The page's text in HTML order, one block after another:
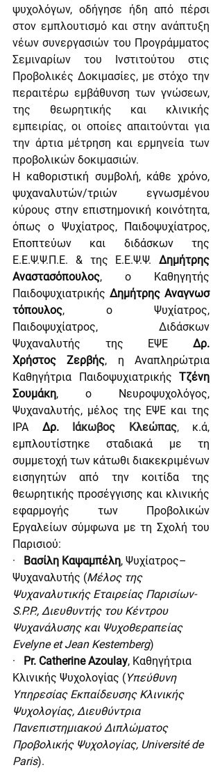
ψυχολόγων, οδήγησε ήδη από πέρσι
στον εμπλουτισμό και στην ανάπτυξη
νέων συνεργασιών του Προγράμματος
Σεμιναρίων του Ινστιτούτου στις
Προβολικές Δοκιμασίες, με στόχο την
περαιτέρω εμβάθυνση των γνώσεων,
της θεωρητικής και κλινικής
εμπειρίας, οι οποίες απαιτούνται για
την άρτια μέτρηση και ερμηνεία των
προβολικών δοκιμασιών.
Η καθοριστική συμβολή, κάθε χρόνο,
ψυχαναλυτών/τριών εγνωσμένου
κύρους στην επιστημονική κοινότητα,
όπως ο Ψυχίατρος, Παιδοψυχίατρος,
Εποπτεύων και διδάσκων της
Ε.Ε.Ψ.Ψ.Π.Ε. & της Ε.Ε.Ψ.Ψ. Δημήτρης
Αναστασόπουλος, ο Καθηγητής
Παιδοψυχιατρικής Δημήτρης Αναγνωσ
τόπουλος, ο Ψυχίατρος,
Παιδοψυχίατρος, Διδάσκων
Ψυχαναλυτής της ΕΨΕ Δρ.
Χρήστος Ζερβής,
η Αναπληρώτρια
Καθηγήτρια Παιδοψυχιατρικής Τζένη
Σουμάκη, ο Νευροψυχολόγος,
Ψυχαναλυτής, μέλος της ΕΨΕ και της
ΙPA Δρ. Ιάκωβος Κλεώπας, κ.ά,
εμπλουτίστηκε σταδιακά με τη
συμμετοχή των κάτωθι διακεκριμένων
εισηγητών από την κοιτίδα της
θεωρητικής προσέγγισης και κλινικής
εφαρμογής των Προβολικών
Εργαλείων σύμφωνα με τη Σχολή του
Παρισιού:
· Βασίλη Καψαμπέλη, Ψυχίατρος–
Ψυχαναλυτής (Μέλος της
Ψυχαναλυτικής Εταιρείας Παρισίων-
S.P.P., Διευθυντής του Κέντρου
Ψυχανάλυσης και Ψυχοθεραπείας
Evelyne et Jean Kestemberg)
· Pr. Catherine Azoulay, Καθηγήτρια
Κλινικής Ψυχολογίας (Υπεύθυνη
Υπηρεσίας Εκπαίδευσης Κλινικής
Ψυχολογίας, Διευθύντρια
Πανεπιστημιακού Διπλώματος
Προβολικής Ψυχολογίας, Université de
Paris).